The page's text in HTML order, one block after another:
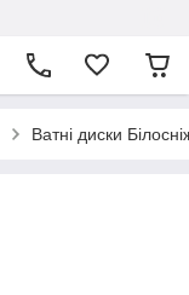
Ватні диски